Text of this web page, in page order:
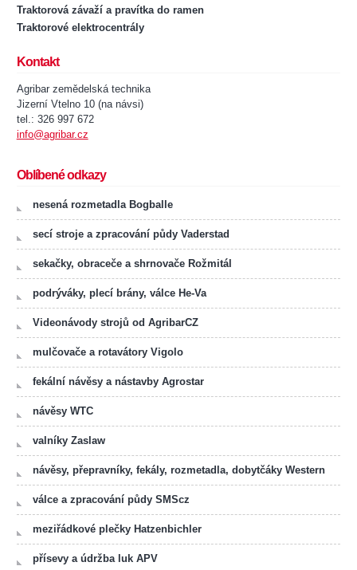
Traktorová závaží a pravítka do ramen
Traktorové elektrocentrály
Kontakt
Agribar zemědelská technika
Jizerní Vtelno 10 (na návsi)
tel.: 326 997 672
info@agribar.cz
Oblíbené odkazy
nesená rozmetadla Bogballe
secí stroje a zpracování půdy Vaderstad
sekačky, obraceče a shrnovače Rožmitál
podrýváky, plecí brány, válce He-Va
Videonávody strojů od AgribarCZ
mulčovače a rotavátory Vigolo
fekální návěsy a nástavby Agrostar
návěsy WTC
valníky Zaslaw
návěsy, přepravníky, fekály, rozmetadla, dobytčáky Western
válce a zpracování půdy SMScz
meziřádkové plečky Hatzenbichler
přísevy a údržba luk APV